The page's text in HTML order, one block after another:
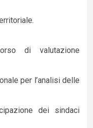
di valutazione
per l’analisi delle
dei sindaci